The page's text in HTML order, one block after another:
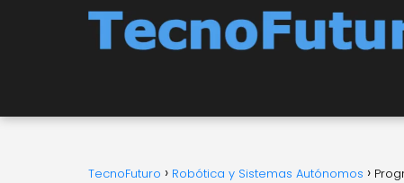
TecnoFuturo Robótica y Sistemas Autónomos